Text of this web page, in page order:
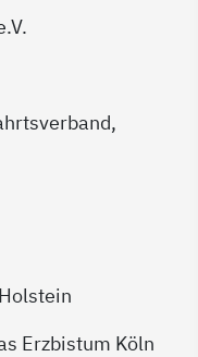
Erzbistum Köln